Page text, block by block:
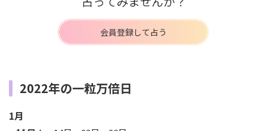
会員登録して占う
2022年の一粒万倍日
1月